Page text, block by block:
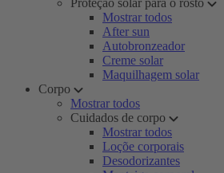
Proteção solar para o rosto
Mostrar todos
After sun
Autobronzeador
Creme solar
Maquilhagem solar
Corpo
Mostrar todos
Cuidados de corpo
Mostrar todos
Loçõe corporais
Desodorizantes